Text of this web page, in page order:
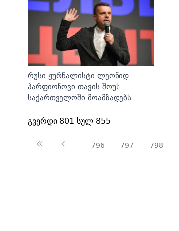
რუსი ჟურნალისტი ლეონიდ
პარფიონოვი თავის შოუს
საქართველოში მოამზადებს
გვერდი 801 სულ 855
796 797 798